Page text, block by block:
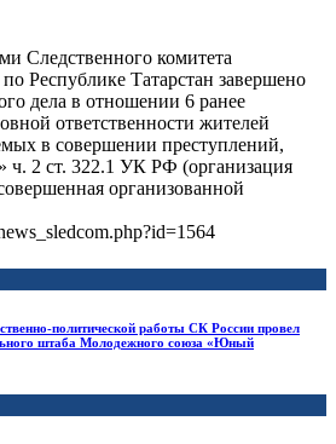
Следственного комитета
Республике Татарстан завершено
дела в отношении 6 ранее
ответственности жителей
в совершении преступлений,
ч. 2 ст. 322.1 УК РФ (организация
организованной
политической работы СК России провел
штаба Молодежного союза «Юный